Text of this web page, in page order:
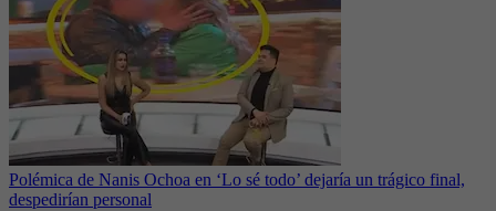
Polémica de Nanis Ochoa en ‘Lo sé todo’ dejaría un trágico final,
despedirían personal